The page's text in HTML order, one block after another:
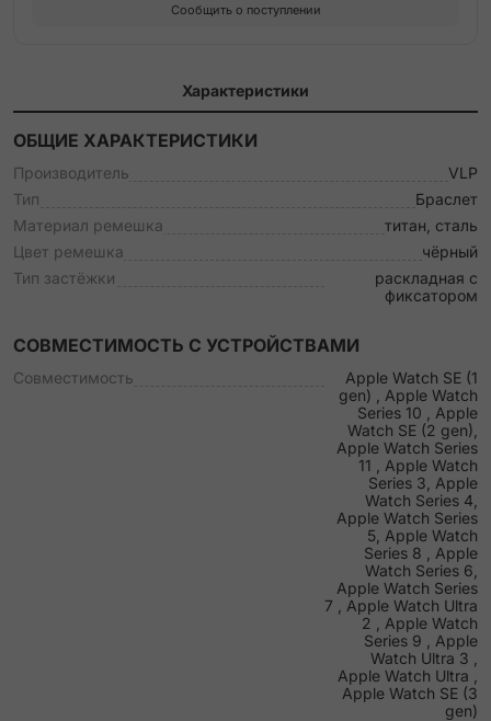
Сообщить о поступлении
Характеристики
ОБЩИЕ ХАРАКТЕРИСТИКИ
Производитель
VLP
Тип
Браслет
Материал ремешка
титан, сталь
Цвет ремешка
чёрный
Тип застёжки
раскладная с
фиксатором
СОВМЕСТИМОСТЬ С УСТРОЙСТВАМИ
Совместимость
Apple Watch SE (1
gen) , Apple Watch
Series 10 , Apple
Watch SE (2 gen),
Apple Watch Series
11 , Apple Watch
Series 3, Apple
Watch Series 4,
Apple Watch Series
5, Apple Watch
Series 8 , Apple
Watch Series 6,
Apple Watch Series
7 , Apple Watch Ultra
2 , Apple Watch
Series 9 , Apple
Watch Ultra 3 ,
Apple Watch Ultra ,
Apple Watch SE (3
gen)